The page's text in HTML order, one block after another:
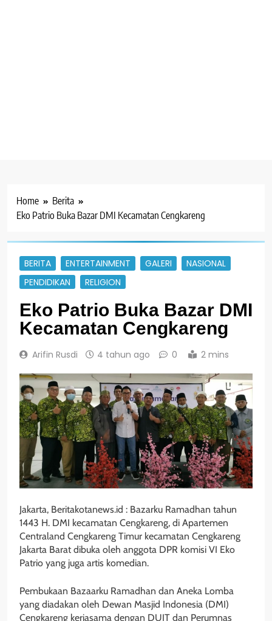
Home
Berita
Eko Patrio Buka Bazar DMI Kecamatan Cengkareng
BERITA ENTERTAINMENT GALERI
NASIONAL
PENDIDIKAN
RELIGION
Eko Patrio Buka Bazar DMI
Kecamatan Cengkareng
Arifin Rusdi 4 tahun ago 0 2 mins
Jakarta, Beritakotanews.id : Bazarku Ramadhan tahun
1443 H. DMI kecamatan Cengkareng, di Apartemen
Centraland Cengkareng Timur kecamatan Cengkareng
Jakarta Barat dibuka oleh anggota DPR komisi VI Eko
Patrio yang juga artis komedian.
Pembukaan Bazaarku Ramadhan dan Aneka Lomba
yang diadakan oleh Dewan Masjid Indonesia (DMI)
Cengkareng kerjasama dengan DUIT dan Perumnas